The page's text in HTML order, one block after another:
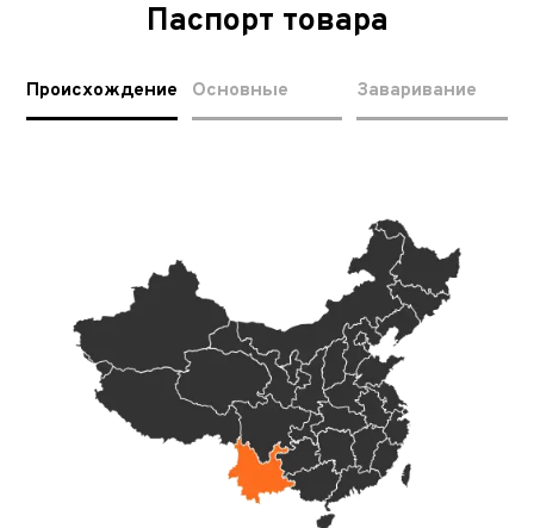
Паспорт товара
Происхождение Основные Заваривание